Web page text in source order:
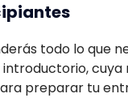
todo lo que
introductorio,
preparar tu